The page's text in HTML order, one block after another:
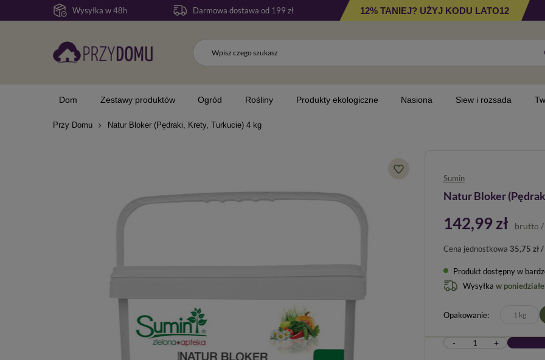
Wysyłka w 48h Darmowa dostawa od 199 zł 12% TANIEJ? UŻYJ KODU LATO12
Dom Zestawy produktów Ogród Rośliny Produkty ekologiczne Nasiona Siew i rozsada
Przy Domu Natur Bloker (Pędraki, Krety, Turkucie) 4 kg
Sumin
Natur Bloker
142,99 zł brutto /
Cena jednostkowa 35,75 zł
Produkt dostępny w
Wysyłka w
Opakowanie 1 kg
- +